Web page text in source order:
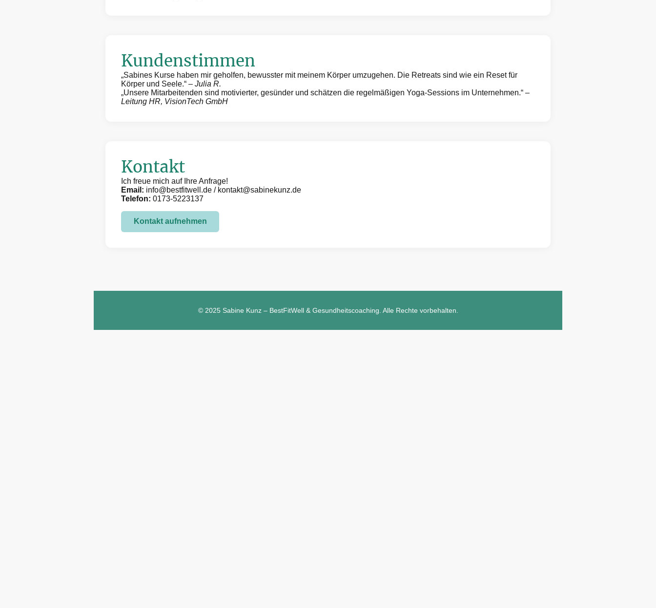
Kundenstimmen
„Sabines Kurse haben mir geholfen, bewusster mit meinem Körper umzugehen. Die Retreats sind wie ein Reset für
Körper und Seele.“ – Julia R.
„Unsere Mitarbeitenden sind motivierter, gesünder und schätzen die regelmäßigen Yoga-Sessions im Unternehmen.“ –
Leitung HR, VisionTech GmbH
Kontakt
Ich freue mich auf Ihre Anfrage!
Email: info@bestfitwell.de / kontakt@sabinekunz.de
Telefon: 0173-5223137
Kontakt aufnehmen
© 2025 Sabine Kunz – BestFitWell & Gesundheitscoaching. Alle Rechte vorbehalten.